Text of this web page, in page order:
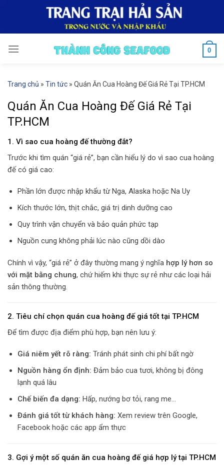
0
Trang chủ » Tin tức » Quán Ăn Cua Hoàng Đế Giá Rẻ Tại TP.HCM
Quán Ăn Cua Hoàng Đế Giá Rẻ Tại
TP.HCM
1. Vì sao cua hoàng đế thường đắt?
Trước khi tìm quán “giá rẻ”, bạn cần hiểu lý do vì sao cua hoàng
đế có giá cao:
Phần lớn được nhập khẩu từ Nga, Alaska hoặc Na Uy
Kích thước lớn, thịt chắc, giá trị dinh dưỡng cao
Quy trình vận chuyển và bảo quản phức tạp
Nguồn cung không phải lúc nào cũng dồi dào
Chính vì vậy, “giá rẻ” ở đây thường mang ý nghĩa hợp lý hơn so
với mặt bằng chung, chứ hiếm khi thực sự rẻ như các loại hải
sản thông thường.
2. Tiêu chí chọn quán cua hoàng đế giá tốt tại TP.HCM
Để tìm được địa điểm phù hợp, bạn nên lưu ý:
Giá niêm yết rõ ràng: Tránh phát sinh chi phí bất ngờ
Nguồn hàng ổn định: Đảm bảo cua tươi, không bị đông
lạnh quá lâu
Chế biến đa dạng: Hấp, nướng bơ tỏi, rang me…
Đánh giá tốt từ khách hàng: Xem review trên Google,
Facebook hoặc các app ẩm thực
3. Gợi ý một số quán ăn cua hoàng đế giá hợp lý tại TP.HCM